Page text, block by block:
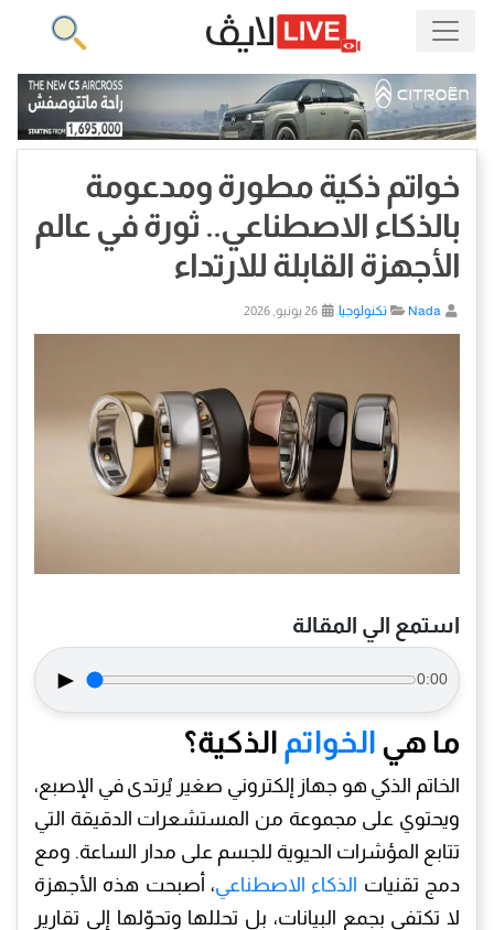
خواتم ذكية مطورة ومدعومة
بالذكاء الاصطناعي.. ثورة في عالم
الأجهزة القابلة للارتداء
Nada تكنولوجيا
استمع الي المقالة
► 0:00
ما هي الخواتم الذكية؟
الخاتم الذكي هو جهاز إلكتروني صغير يُرتدى في الإصبع،
ويحتوي على مجموعة من المستشعرات الدقيقة التي
تتابع المؤشرات الحيوية للجسم على مدار الساعة. ومع
دمج تقنيات الذكاء الاصطناعي، أصبحت هذه الأجهزة
لا تكتفي بجمع البيانات، بل تحللها وتحوّلها إلى تقارير